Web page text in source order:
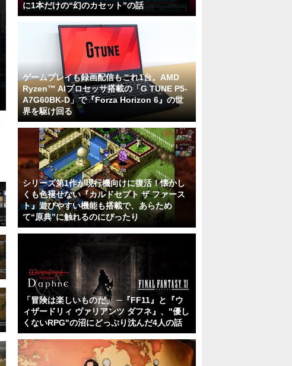
に1本だけの“幻のカセット”の話
ゲームプレイも録画配信もこれ1台。AMD
Ryzen™ AIプロセッサ搭載の「G TUNE P5-
A7G60BK-D」で『Forza Horizon 6』の世
界を駆け回る
シリーズ第1作が現行機向けに復活！懐かし
くも色褪せない『カルドセプト ザ ファース
ト』遊びやすい機能も搭載で、あらため
て“原典”に触れるのにぴったり
「冒険は楽しいものだ」 ─『FF11』と『ウ
ィザードリィ ヴァリアンツ ダフネ』、"優し
くないRPG"の沼にどっぷり沈んだ4人の話